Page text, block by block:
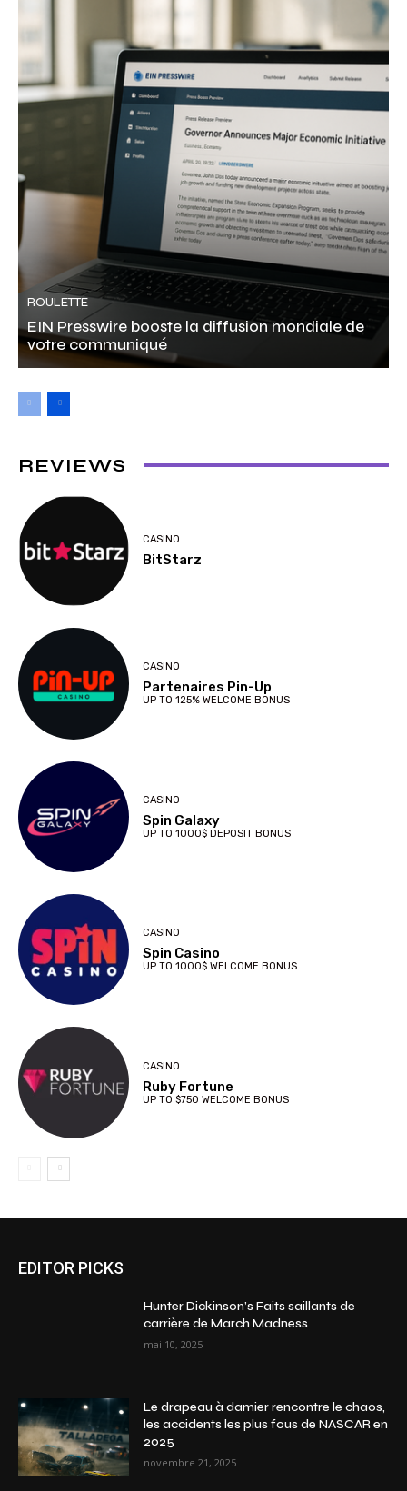
ROULETTE
EIN Presswire booste la diffusion mondiale de
votre communiqué
REVIEWS
CASINO
BitStarz
CASINO
Partenaires Pin-Up
UP TO 125% WELCOME BONUS
CASINO
Spin Galaxy
UP TO 1000$ DEPOSIT BONUS
CASINO
Spin Casino
UP TO 1000$ WELCOME BONUS
CASINO
Ruby Fortune
UP TO $750 WELCOME BONUS
EDITOR PICKS
Hunter Dickinson’s Faits saillants de
carrière de March Madness
mai 10, 2025
Le drapeau à damier rencontre le chaos,
les accidents les plus fous de NASCAR en
2025
novembre 21, 2025